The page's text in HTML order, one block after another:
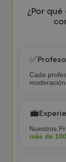
¿Por
✅
Cada
💼
Nuestros
más de